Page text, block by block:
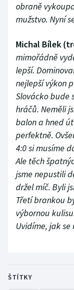
obraně
mužstvo. Nyní
Michal Bílek
mimořádně
lepší.
nejlepší výkon
Slovácko bude
hráčů. Neměli
balon a hned
perfektně.
4:0 si musíme
Ale těch
jsme nepustili
držel míč. Byli
Třetí brankou
výbornou
Uvidíme, jak
ŠTÍTKY